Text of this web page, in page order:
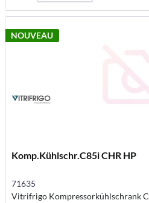
NOUVEAU
Komp.Kühlschr.C85i CHR HP
71635
Vitrifrigo Kompressorkühlschrank